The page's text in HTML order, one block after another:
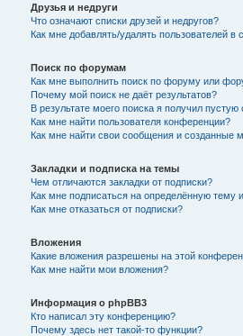
Друзья и недруги
Что означают списки друзей и недругов?
Как мне добавлять/удалять пользователей в
Поиск по форумам
Как мне выполнить поиск по форуму или
Почему мой поиск не даёт результатов?
В результате моего поиска я получил пустую
Как мне найти пользователя конференции?
Как мне найти свои сообщения и созданные
Закладки и подписка на темы
Чем отличаются закладки от подписки?
Как мне подписаться на определённую тему
Как мне отказаться от подписки?
Вложения
Какие вложения разрешены на этой
Как мне найти мои вложения?
Информация о phpBB3
Кто написал эту конференцию?
Почему здесь нет такой-то функции?